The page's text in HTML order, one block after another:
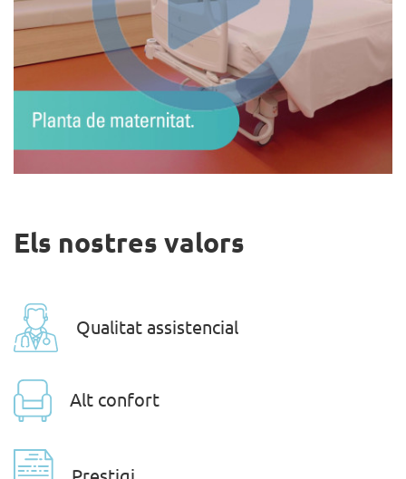
Els nostres valors
Qualitat assistencial
Alt confort